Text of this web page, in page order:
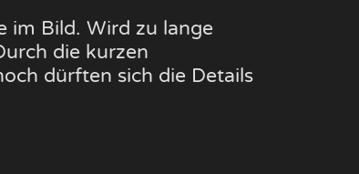
im Bild. Wird zu lange
die kurzen
dürften sich die Details